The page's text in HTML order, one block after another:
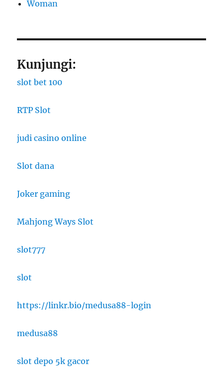
Woman
Kunjungi:
slot bet 100
RTP Slot
judi casino online
Slot dana
Joker gaming
Mahjong Ways Slot
slot777
slot
https://linkr.bio/medusa88-login
medusa88
slot depo 5k gacor